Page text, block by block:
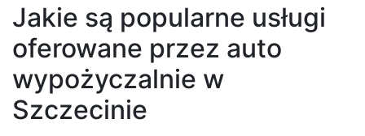
Jakie są popularne usługi
oferowane przez auto
wypożyczalnie w
Szczecinie